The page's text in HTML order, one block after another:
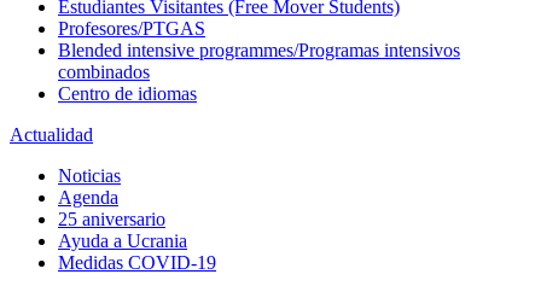
Estudiantes Visitantes (Free Mover Students)
Profesores/PTGAS
Blended intensive programmes/Programas intensivos
combinados
Centro de idiomas
Actualidad
Noticias
Agenda
25 aniversario
Ayuda a Ucrania
Medidas COVID-19